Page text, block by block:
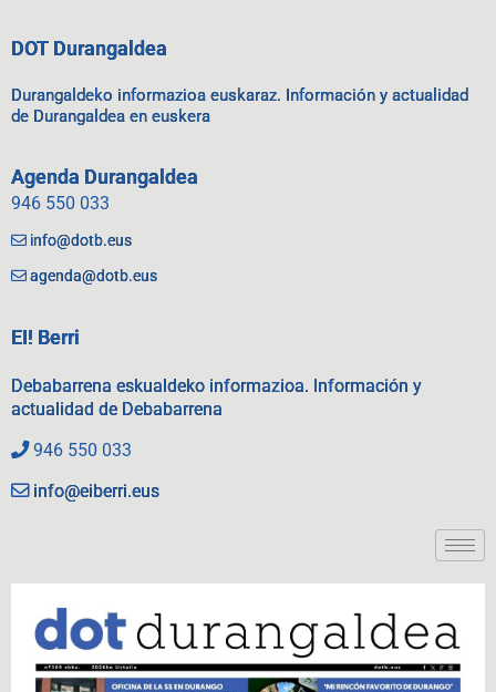
DOT Durangaldea
Durangaldeko informazioa euskaraz. Información y actualidad
de Durangaldea en euskera
Agenda Durangaldea
946 550 033
info@dotb.eus
agenda@dotb.eus
EI! Berri
Debabarrena eskualdeko informazioa. Información y
actualidad de Debabarrena
946 550 033
info@eiberri.eus